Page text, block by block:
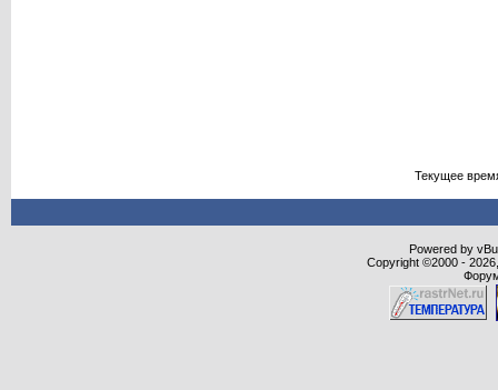
Текущее
Powered by
Copyright ©2000 -